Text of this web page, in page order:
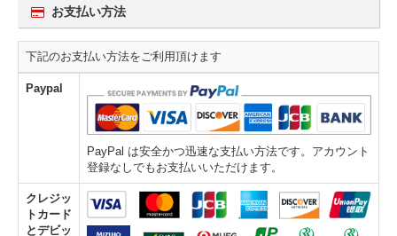
お支払い方法
下記のお支払い方法をご利用頂けます
Paypal
PayPal は安全かつ迅速な支払い方法です。アカウント
登録なしでもお支払いいただけます。
クレジッ
トカード
とデビッ